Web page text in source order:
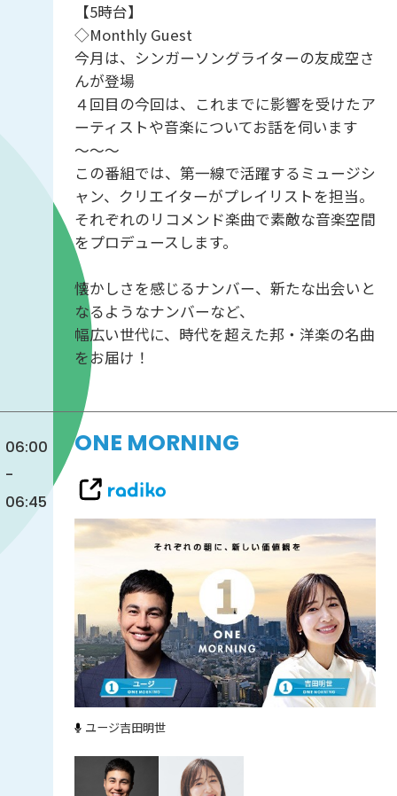
【5時台】
◇Monthly Guest
今月は、シンガーソングライターの友成空さ
んが登場
４回目の今回は、これまでに影響を受けたア
ーティストや音楽についてお話を伺います
～～～
この番組では、第一線で活躍するミュージシ
ャン、クリエイターがプレイリストを担当。
それぞれのリコメンド楽曲で素敵な音楽空間
をプロデュースします。
懐かしさを感じるナンバー、新たな出会いと
なるようなナンバーなど、
幅広い世代に、時代を超えた邦・洋楽の名曲
をお届け！
06:00
-
06:45
ONE MORNING
ユージ吉田明世